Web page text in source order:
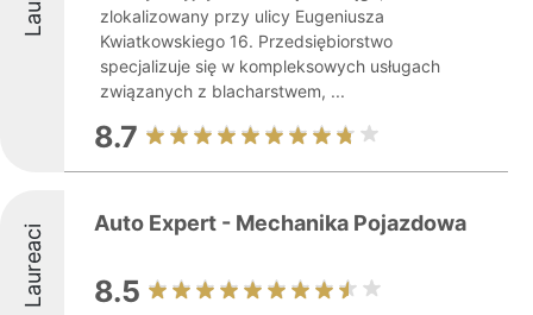
zlokalizowany przy ulicy Eugeniusza
Kwiatkowskiego 16. Przedsiębiorstwo
specjalizuje się w kompleksowych usługach
związanych z blacharstwem, ...
8.7
Laureaci Auto Expert - Mechanika Pojazdowa
8.5